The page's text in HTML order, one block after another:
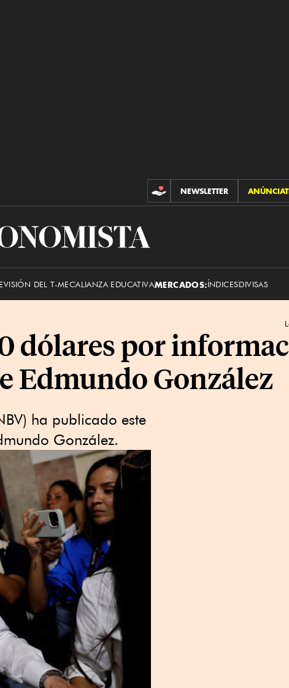
CONTRIBUCIONES
NEWSLETTER
El
DEL T-MECALIANZA EDUCATIVAMERCADOS:ÍNDICESDIVISAS
dólares por
Edmundo González
ha publicado este
González.